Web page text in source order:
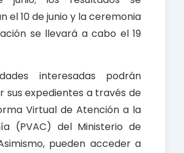
el 10 de junio y la ceremonia
se llevará a cabo el 19
interesadas podrán
sus expedientes a través de
Virtual de Atención a la
(PVAC) del Ministerio de
pueden acceder a